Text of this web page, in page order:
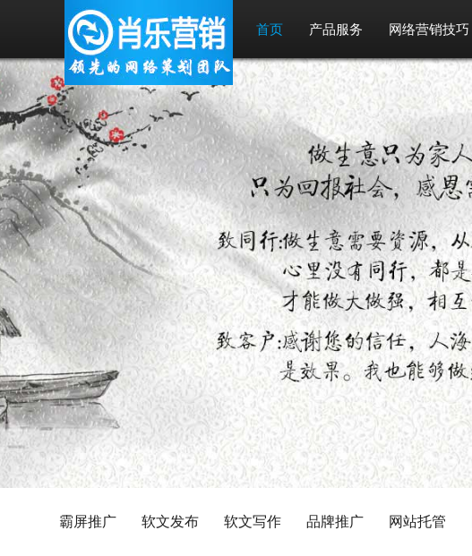
首页 产品服务 网络营销技巧
霸屏推广 软文发布 软文写作 品牌推广 网站托管